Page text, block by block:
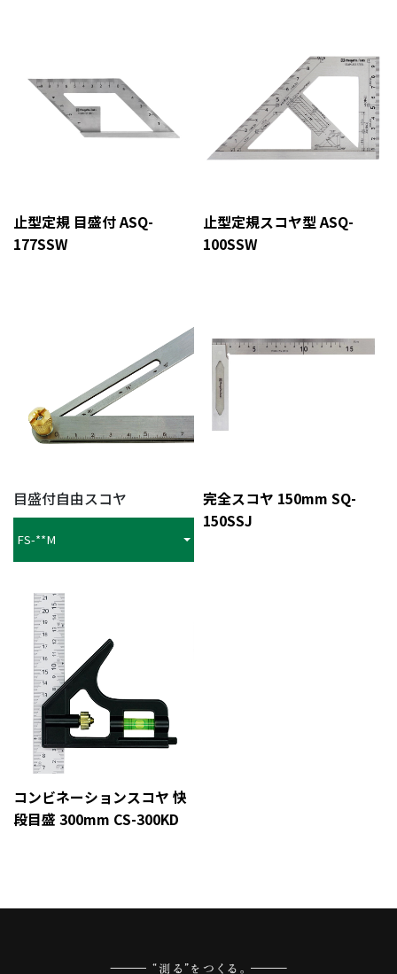
止型定規 目盛付 ASQ-
177SSW
止型定規スコヤ型 ASQ-
100SSW
目盛付自由スコヤ
FS-**M
完全スコヤ 150mm SQ-
150SSJ
コンビネーションスコヤ 快
段目盛 300mm CS-300KD